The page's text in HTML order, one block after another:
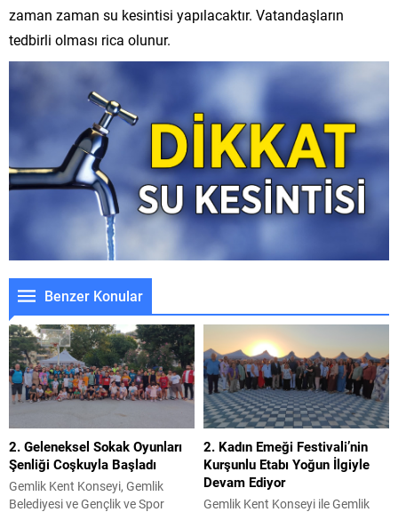
zaman zaman su kesintisi yapılacaktır. Vatandaşların
tedbirli olması rica olunur.
Benzer Konular
2. Geleneksel Sokak Oyunları
Şenliği Coşkuyla Başladı
Gemlik Kent Konseyi, Gemlik
Belediyesi ve Gençlik ve Spor
2. Kadın Emeği Festivali’nin
Kurşunlu Etabı Yoğun İlgiyle
Devam Ediyor
Gemlik Kent Konseyi ile Gemlik